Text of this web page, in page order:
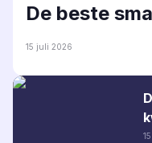
De beste
15 juli 2026